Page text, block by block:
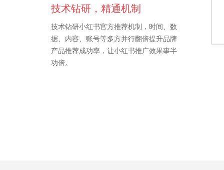
技术钻研，精通机制
技术钻研小红书官方推荐机制，时间、数
据、内容、账号等多方并行翻倍提升品牌
产品推荐成功率，让小红书推广效果事半
功倍。